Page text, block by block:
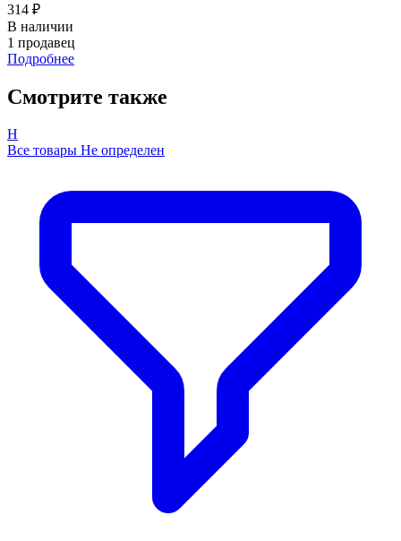
314 ₽
В наличии
1 продавец
Подробнее
Смотрите также
Н
Все товары Не определен